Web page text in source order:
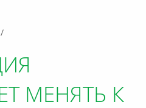
МЕНЯТЬ К